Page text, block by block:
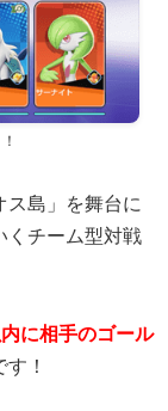
ス島」を舞台に
くチーム型対戦
に相手のゴール
！